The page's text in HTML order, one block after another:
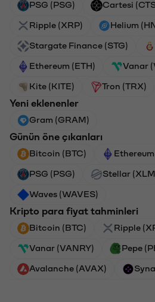
PSG (PSG) Cartesi
Ripple (XRP) Helium
Stargate Finance (STG)
Ethereum (ETH) Vanar
Kite (KITE) Tron (TRX)
Yeni eklenenler
Gram (GRAM)
Günün öne çıkanları
Bitcoin (BTC)
PSG (PSG) Stellar
Waves (WAVES)
Kripto para fiyat tahminleri
Bitcoin (BTC) Ripple
Vanar (VANRY) Pepe
Avalanche (AVAX)